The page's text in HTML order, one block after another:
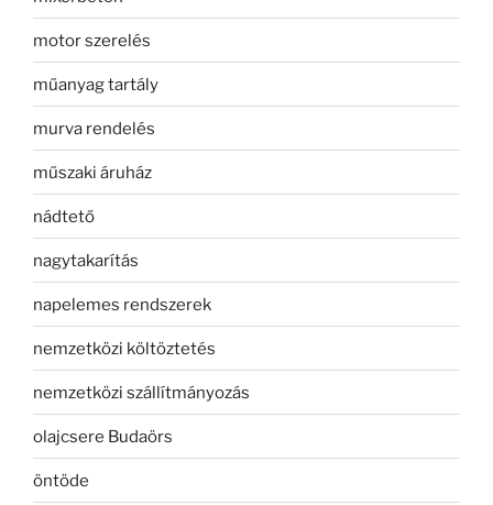
motor szerelés
műanyag tartály
murva rendelés
műszaki áruház
nádtető
nagytakarítás
napelemes rendszerek
nemzetközi költöztetés
nemzetközi szállítmányozás
olajcsere Budaörs
öntöde